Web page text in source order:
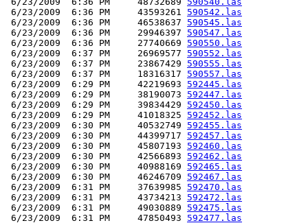
6/23/2009  6:36 PM     43593261 590542.las
6/23/2009  6:36 PM     46538637 590545.las
6/23/2009  6:36 PM     29946397 590547.las
6/23/2009  6:36 PM     27740669 590550.las
6/23/2009  6:37 PM     26969577 590552.las
6/23/2009  6:37 PM     23867429 590555.las
6/23/2009  6:37 PM     18316317 590557.las
6/23/2009  6:29 PM     42219693 592445.las
6/23/2009  6:29 PM     38190073 592447.las
6/23/2009  6:29 PM     39834429 592450.las
6/23/2009  6:29 PM     41018325 592452.las
6/23/2009  6:30 PM     40532749 592455.las
6/23/2009  6:30 PM     44399717 592457.las
6/23/2009  6:30 PM     45807193 592460.las
6/23/2009  6:30 PM     42566893 592462.las
6/23/2009  6:30 PM     40988169 592465.las
6/23/2009  6:30 PM     46246709 592467.las
6/23/2009  6:31 PM     37639985 592470.las
6/23/2009  6:31 PM     43734213 592472.las
6/23/2009  6:31 PM     49030889 592475.las
6/23/2009  6:31 PM     47850493 592477.las